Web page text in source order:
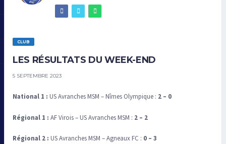
CLUB
LES RÉSULTATS DU WEEK-END
5 SEPTEMBRE 2023
National 1 : US Avranches MSM – Nîmes Olympique : 2 – 0
Régional 1 : AF Virois – US Avranches MSM : 2 – 2
Régional 2 : US Avranches MSM – Agneaux FC : 0 – 3